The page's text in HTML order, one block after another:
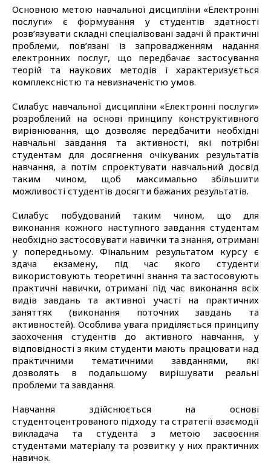
Основною метою навчальної дисципліни «Електронні
послуги» є формування у студентів здатності
розв’язувати складні спеціалізовані задачі й практичні
проблеми, пов’язані із запровадженням надання
електронних послуг, що передбачає застосування
теорій та наукових методів і характеризується
комплексністю та невизначеністю умов.
Силабус навчальної дисципліни «Електронні послуги»
розроблений на основі принципу конструктивного
вирівнювання, що дозволяє передбачити необхідні
навчальні завдання та активності, які потрібні
студентам для досягнення очікуваних результатів
навчання, а потім спроектувати навчальний досвід
таким чином, щоб максимально збільшити
можливості студентів досягти бажаних результатів.
Силабус побудований таким чином, що для
виконання кожного наступного завдання студентам
необхідно застосовувати навички та знання, отримані
у попередньому. Фінальним результатом курсу є
здача екзамену, під час якого студенти
використовують теоретичні знання та застосовують
практичні навички, отримані під час виконання всіх
видів завдань та активної участі на практичних
заняттях (виконання поточних завдань та
активностей). Особлива увага приділяється принципу
заохочення студентів до активного навчання, у
відповідності з яким студенти мають працювати над
практичними тематичними завданнями, які
дозволять в подальшому вирішувати реальні
проблеми та завдання.
Навчання здійснюється на основі
студентоцентрованого підходу та стратегії взаємодії
викладача та студента з метою засвоєння
студентами матеріалу та розвитку у них практичних
навичок.